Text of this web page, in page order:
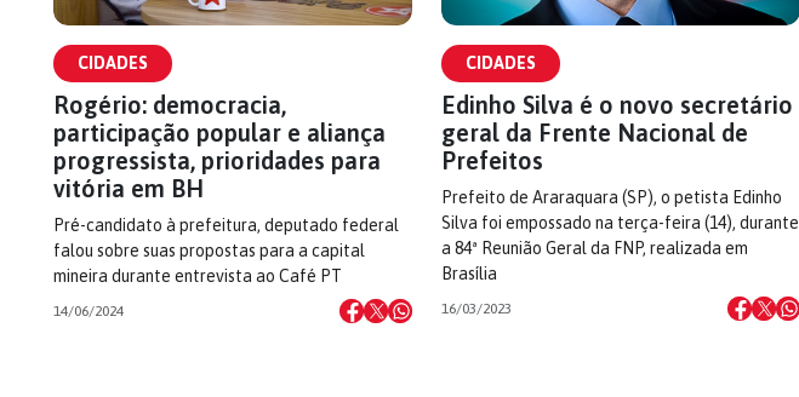
CIDADES
Rogério: democracia,
participação popular e aliança
progressista, prioridades para
vitória em BH
Pré-candidato à prefeitura, deputado federal
falou sobre suas propostas para a capital
mineira durante entrevista ao Café PT
14/06/2024
CIDADES
Edinho Silva é o novo secretário
geral da Frente Nacional de
Prefeitos
Prefeito de Araraquara (SP), o petista Edinho
Silva foi empossado na terça-feira (14), durante
a 84ª Reunião Geral da FNP, realizada em
Brasília
16/03/2023